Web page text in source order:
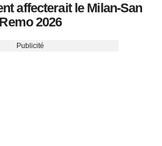
affecterait le Milan-San
Remo 2026
Publicité